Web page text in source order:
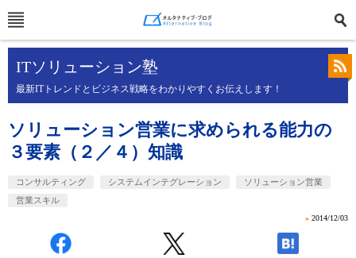
ITソリューション塾
最新ITトレンドとビジネス戦略をわかりやすくお伝えします！
ソリューション営業に求められる能力の
３要素（２／４）知識
コンサルティング システムインテグレーション
ソリューション営業
営業スキル
» 2014/12/03